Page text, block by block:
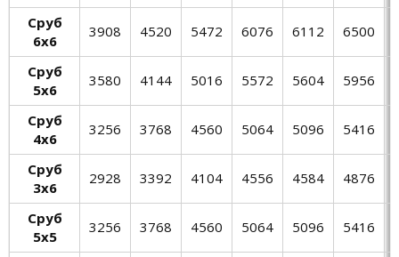
Сруб
6х6
3908 4520 5472 6076 6112 6500
Сруб
5х6
3580 4144 5016 5572 5604 5956
Сруб
4х6
3256 3768 4560 5064 5096 5416
Сруб
3х6
2928 3392 4104 4556 4584 4876
Сруб
5х5
3256 3768 4560 5064 5096 5416